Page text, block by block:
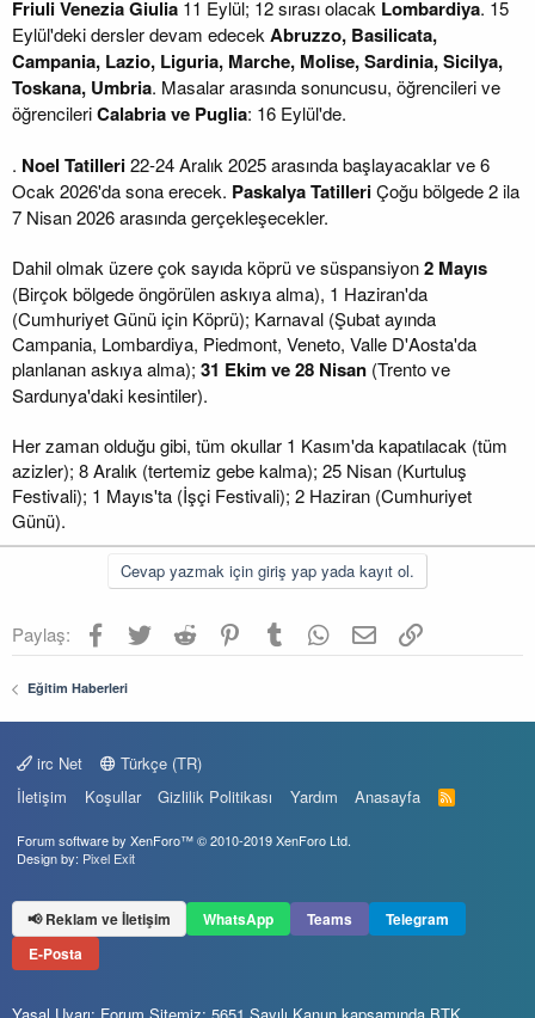
Friuli Venezia Giulia 11 Eylül; 12 sırası olacak Lombardiya. 15
Eylül'deki dersler devam edecekAbruzzo, Basilicata,
Campania, Lazio, Liguria, Marche, Molise, Sardinia, Sicilya,
Toskana, Umbria. Masalar arasında sonuncusu, öğrencileri ve
öğrencileriCalabria ve Puglia: 16 Eylül'de.
. Noel Tatilleri22-24 Aralık 2025 arasında başlayacaklar ve 6
Ocak 2026'da sona erecek. Paskalya TatilleriÇoğu bölgede 2 ila
7 Nisan 2026 arasında gerçekleşecekler.
Dahil olmak üzere çok sayıda köprü ve süspansiyon2 Mayıs
(Birçok bölgede öngörülen askıya alma), 1 Haziran'da
(Cumhuriyet Günü için Köprü); Karnaval (Şubat ayında
Campania, Lombardiya, Piedmont, Veneto, Valle D'Aosta'da
planlanan askıya alma); 31 Ekim ve 28 Nisan (Trento ve
Sardunya'daki kesintiler).
Her zaman olduğu gibi, tüm okullar 1 Kasım'da kapatılacak (tüm
azizler); 8 Aralık (tertemiz gebe kalma); 25 Nisan (Kurtuluş
Festivali); 1 Mayıs'ta (İşçi Festivali); 2 Haziran (Cumhuriyet
Günü).
Cevap yazmak için giriş yap yada kayıt ol.
Paylaş: Facebook
TwitterReddit PinterestTumblr WhatsApp
E-postaLink
Eğitim Haberleri
irc Net
Türkçe (TR)
İletişim
Koşullar Gizlilik Politikası Yardım Anasayfa
R
S
Forum software by XenForo™© 2010-2019 XenForo Ltd.
Design by: Pixel Exit
📢 Reklam ve İletişim WhatsApp Teams
Telegram
E-Posta